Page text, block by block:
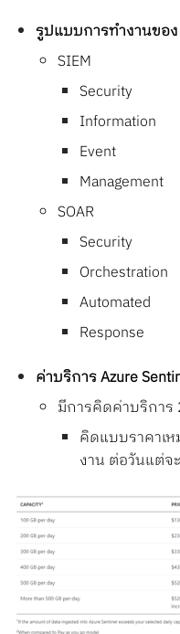
รูปแบบการทำงานของ
SIEM
Security
Information
Event
Management
SOAR
Security
Orchestration
Automated
Response
ค่าบริการ Azure
มีการคิดค่าบริการ
คิดแบบราคาเ
งาน ต่อวันแต่จ